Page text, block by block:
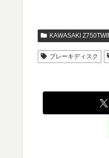
KAWASAKI
ブレーキディスク